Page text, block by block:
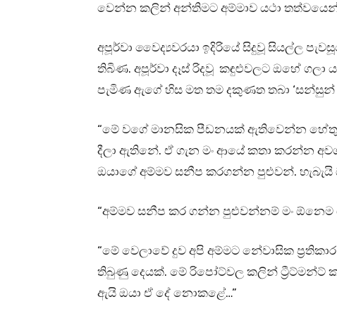
වෙන්න කලින් අන්තිමට අම්මාව යථා තත්වයෙන්
අපූර්වා වෛද්‍යවරයා ඉදිරියේ සිදුවූ සියල්ල
තිබිණ. අපූර්වා දෑස් රිදවූ කඳුළුවලට ඔහේ
පැමිණ ඇගේ හිස මත තම දකුණත තබා ‘සන්සුන්
“මේ වගේ මානසික පීඩනයක් ඇතිවෙන්න
දීලා ඇතිනේ. ඒ ගැන මං ආයේ කතා කරන්න
ඔයාගේ අම්මව සනීප කරගන්න පුළුවන්.
“අම්මව සනීප කර ගන්න පුළුවන්නම් මං
“මේ වෙලාවේ දුව අපි අම්මට නේවාසික
තිබුණු දෙයක්. මේ රිපෝට්වල කලින් ට්‍රීට්මන්ට්
ඇයි ඔයා ඒ දේ නොකළේ…”